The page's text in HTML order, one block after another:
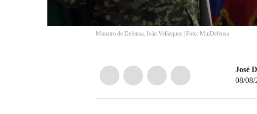
Ministro de Defensa, Iván Velázquez | Foto: MinDefensa
José
08/08/